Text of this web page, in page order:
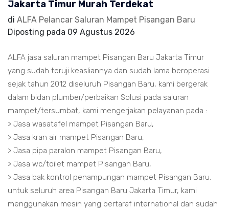
Jakarta Timur Murah Terdekat
di ALFA Pelancar Saluran Mampet Pisangan Baru
Diposting pada 09 Agustus 2026
ALFA jasa saluran mampet Pisangan Baru Jakarta Timur
yang sudah teruji keasliannya dan sudah lama beroperasi
sejak tahun 2012 diseluruh Pisangan Baru, kami bergerak
dalam bidan plumber/perbaikan Solusi pada saluran
mampet/tersumbat, kami mengerjakan pelayanan pada :
> Jasa wasatafel mampet Pisangan Baru,
> Jasa kran air mampet Pisangan Baru,
> Jasa pipa paralon mampet Pisangan Baru,
> Jasa wc/toilet mampet Pisangan Baru,
> Jasa bak kontrol penampungan mampet Pisangan Baru.
untuk seluruh area Pisangan Baru Jakarta Timur, kami
menggunakan mesin yang bertaraf international dan sudah